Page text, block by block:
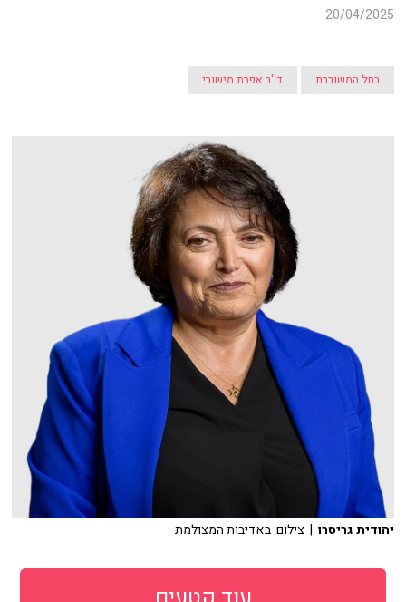
20/04/2025
רחל המשוררת ד''ר אפרת מישורי
יהודית גריסרו | צילום: באדיבות המצולמת